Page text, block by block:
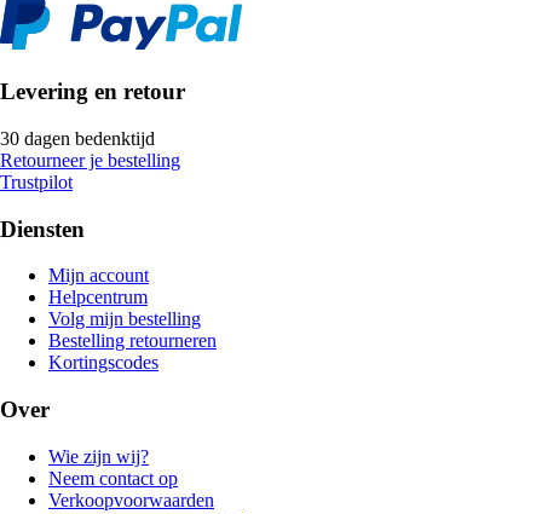
Levering en retour
30 dagen bedenktijd
Retourneer je bestelling
Trustpilot
Diensten
Mijn account
Helpcentrum
Volg mijn bestelling
Bestelling retourneren
Kortingscodes
Over
Wie zijn wij?
Neem contact op
Verkoopvoorwaarden